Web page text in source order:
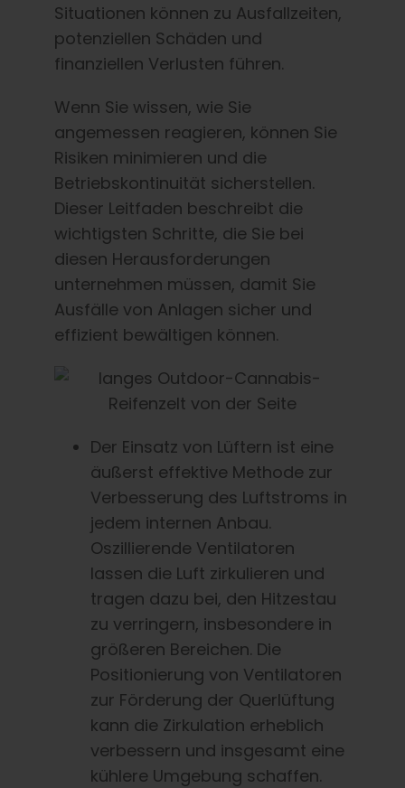
Situationen können zu Ausfallzeiten,
potenziellen Schäden und
finanziellen Verlusten führen.
Wenn Sie wissen, wie Sie
angemessen reagieren, können Sie
Risiken minimieren und die
Betriebskontinuität sicherstellen.
Dieser Leitfaden beschreibt die
wichtigsten Schritte, die Sie bei
diesen Herausforderungen
unternehmen müssen, damit Sie
Ausfälle von Anlagen sicher und
effizient bewältigen können.
Der Einsatz von Lüftern ist eine
äußerst effektive Methode zur
Verbesserung des Luftstroms in
jedem internen Anbau.
Oszillierende Ventilatoren
lassen die Luft zirkulieren und
tragen dazu bei, den Hitzestau
zu verringern, insbesondere in
größeren Bereichen. Die
Positionierung von Ventilatoren
zur Förderung der Querlüftung
kann die Zirkulation erheblich
verbessern und insgesamt eine
kühlere Umgebung schaffen.